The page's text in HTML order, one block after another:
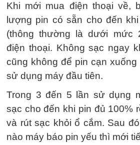
Khi mới mua điện thoại về,
lượng pin có sẵn cho đến
(thông thường là dưới mức
điện thoại. Không sạc ngay
cũng không để pin cạn
sử dụng máy đầu tiên.
Trong 3 đến 5 lần sử dụng
sạc cho đến khi pin đủ 100%
và rút sạc khỏi ổ cắm. Sau
nào máy báo pin yếu thì mới